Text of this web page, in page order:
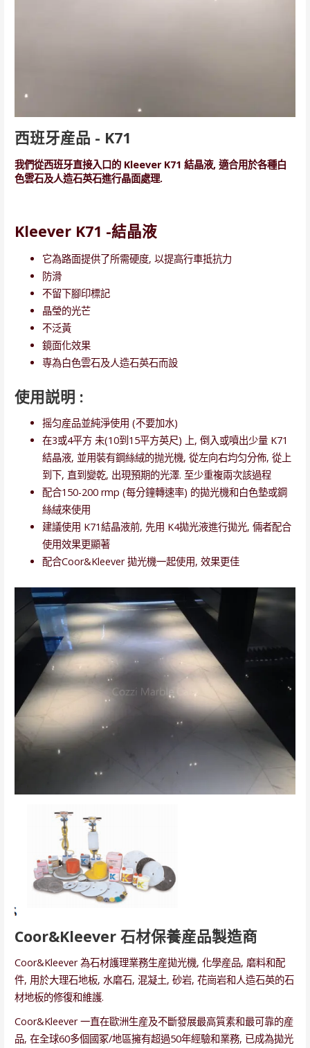
西班牙産品 - K71
我們從西班牙直接入口的 Kleever K71 結晶液, 適合用於各種白
色雲石及人造石英石進行晶面處理.
Kleever K71 -結晶液
它為路面提供了所需硬度, 以提高行車抵抗力
防滑
不留下腳印標記
晶瑩的光芒
不泛黃
鏡面化效果
専為白色雲石及人造石英石而設
使用説明 :
摇匀産品並純淨使用 (不要加水)
在3或4平方 未(10到15平方英尺) 上, 倒入或噴出少量 K71
結晶液, 並用裝有鋼絲絨的抛光機, 從左向右均匀分佈, 從上
到下, 直到變乾, 出現預期的光澤. 至少重複兩次該過程
配合150-200 rmp (每分鐘轉速率) 的拋光機和白色墊或鋼
絲絨來使用
建議使用 K71結晶液前, 先用 K4拋光液進行拋光, 倆者配合
使用效果更顯著
配合Coor&Kleever 拋光機一起使用, 效果更佳
Coor&Kleever 石材保養産品製造商
Coor&Kleever 為石材護理業務生産拋光機, 化學産品, 磨料和配
件, 用於大理石地板, 水磨石, 混凝土, 砂岩, 花崗岩和人造石英的石
材地板的修復和維護.
Coor&Kleever 一直在歐洲生産及不斷發展最高質素和最可靠的産
品, 在全球60多個國冢/地區擁有超過50年經驗和業務, 已成為拋光